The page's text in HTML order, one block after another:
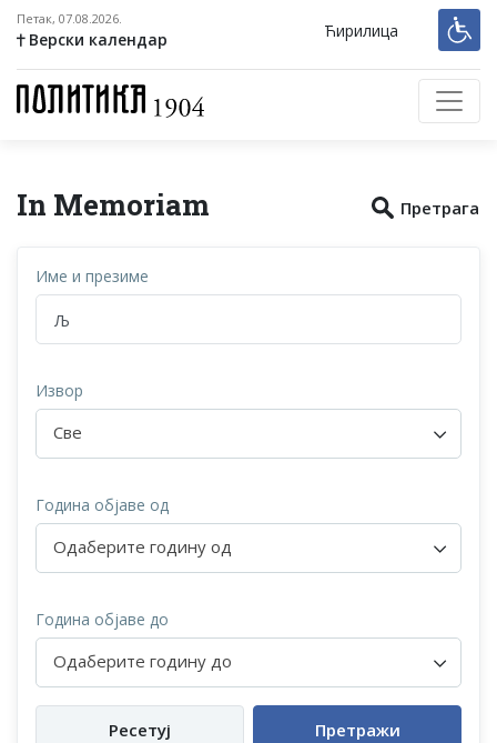
Петак, 07.08.2026.
Верски календар Ћирилица
In Memoriam Претрага
Име и презиме
Извор
Све
Година објаве од
Одаберите годину од
Година објаве до
Одаберите годину до
Ресетуј Претражи